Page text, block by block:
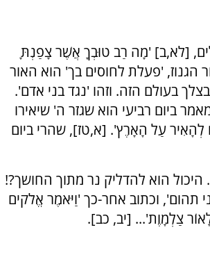
[לא,ב] 'מָה רַב טוּבְךָ אֲשֶׁר צָפַנְתָּ
הגנוז, 'פעלת לחוסים בך' הוא האור
בעולם הזה. וזהו 'נגד בני אדם'.
ביום רביעי הוא שגזר ה' שיאירו
עַל הָאָרֶץ'. [א,טז], שהרי ביום
הוא להדליק נר מתוך החושך?!
וכתוב אחר-כך 'וַיֹּאמֶר אֱלֹקים
צַלְמָוֶת'... [יב, כב].